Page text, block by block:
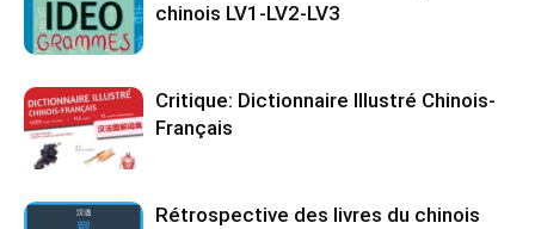
chinois LV1-LV2-LV3
Critique: Dictionnaire Illustré Chinois-
Français
Rétrospective des livres du chinois